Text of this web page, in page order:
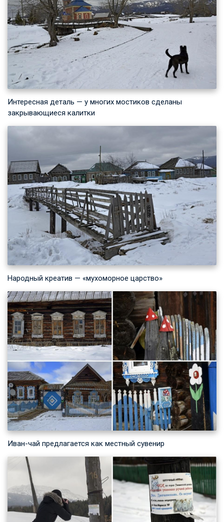
Интересная деталь — у многих мостиков сделаны
закрывающиеся калитки
Народный креатив — «мухоморное царство»
Иван-чай предлагается как местный сувенир